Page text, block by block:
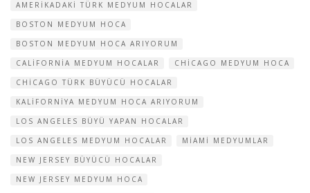
AMERIKADAKI TÜRK MEDYUM HOCALAR
BOSTON MEDYUM HOCA
BOSTON MEDYUM HOCA ARIYORUM
CALIFORNIA MEDYUM HOCALAR
CHICAGO MEDYUM HOCA
CHICAGO TÜRK BÜYÜCÜ HOCALAR
KALIFORNIYA MEDYUM HOCA ARIYORUM
LOS ANGELES BÜYÜ YAPAN HOCALAR
LOS ANGELES MEDYUM HOCALAR
MIAMI MEDYUMLAR
NEW JERSEY BÜYÜCÜ HOCALAR
NEW JERSEY MEDYUM HOCA